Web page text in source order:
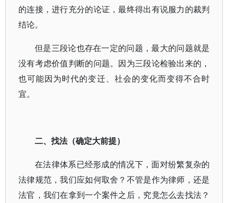
的连接，进行充分的论证，最终得出有说服力的裁判
结论。
但是三段论也存在一定的问题，最大的问题就是
没有考虑价值判断的问题。因为三段论检验出来的，
也可能因为时代的变迁、社会的变化而变得不合时
宜。
二、找法（确定大前提）
在法律体系已经形成的情况下，面对纷繁复杂的
法律规范，我们应如何取舍？不管是作为律师，还是
法官，我们在拿到一个案件之后，究竟怎么去找法？